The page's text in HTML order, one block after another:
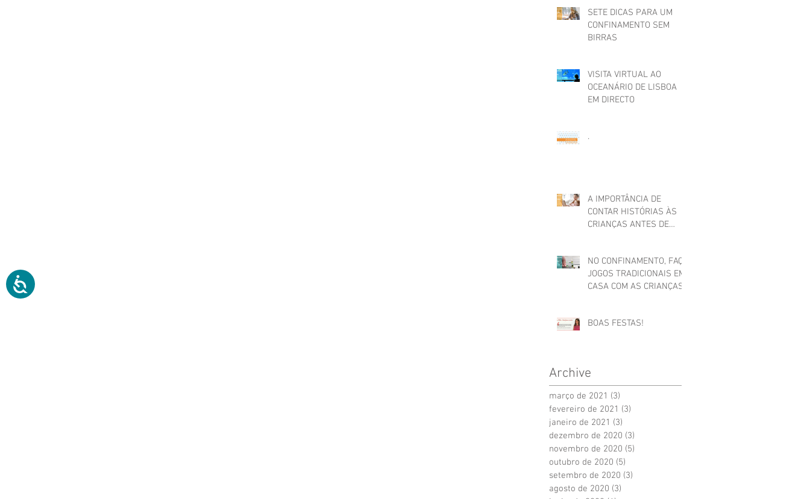
SETE DICAS PARA UM
CONFINAMENTO SEM
BIRRAS
VISITA VIRTUAL AO
OCEANÁRIO DE LISBOA
EM DIRECTO
.
A IMPORTÂNCIA DE
CONTAR HISTÓRIAS ÀS
CRIANÇAS ANTES DE
NO CONFINAMENTO, FAÇA
JOGOS TRADICIONAIS EM
CASA COM AS CRIANÇAS
BOAS FESTAS!
Archive
março de 2021 (3)
fevereiro de 2021 (3)
janeiro de 2021 (3)
dezembro de 2020 (3)
novembro de 2020 (5)
outubro de 2020 (5)
setembro de 2020 (3)
agosto de 2020 (3)